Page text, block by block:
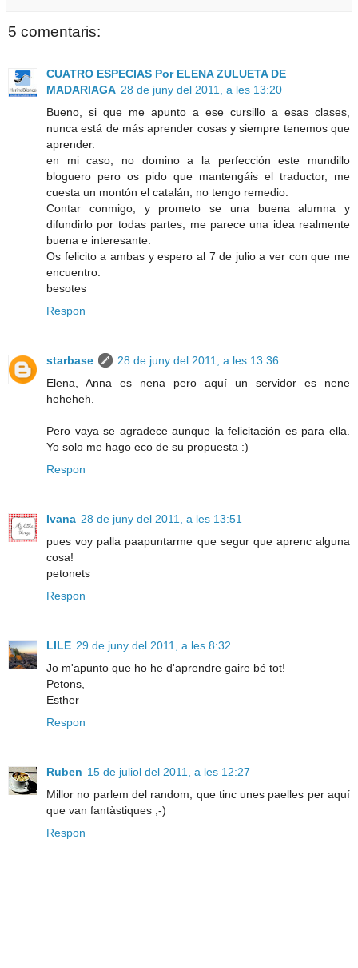
5 comentaris:
CUATRO ESPECIAS Por ELENA ZULUETA DE
MADARIAGA 28 de juny del 2011, a les 13:20
Bueno, si que me apunto a ese cursillo a esas clases,
nunca está de más aprender cosas y siempre tenemos que
aprender.
en mi caso, no domino a la perfección este mundillo
bloguero pero os pido que mantengáis el traductor, me
cuesta un montón el catalán, no tengo remedio.
Contar conmigo, y prometo se una buena alumna y
difundirlo por todas partes, me parece una idea realmente
buena e interesante.
Os felicito a ambas y espero al 7 de julio a ver con que me
encuentro.
besotes
Respon
starbase
28 de juny del 2011, a les 13:36
Elena, Anna es nena pero aquí un servidor es nene
heheheh.
Pero vaya se agradece aunque la felicitación es para ella.
Yo solo me hago eco de su propuesta :)
Respon
Ivana 28 de juny del 2011, a les 13:51
pues voy palla paapuntarme que segur que aprenc alguna
cosa!
petonets
Respon
LILE 29 de juny del 2011, a les 8:32
Jo m'apunto que ho he d'aprendre gaire bé tot!
Petons,
Esther
Respon
Ruben 15 de juliol del 2011, a les 12:27
Millor no parlem del random, que tinc unes paelles per aquí
que van fantàstiques ;-)
Respon